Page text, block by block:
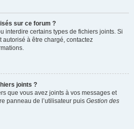
sur ce forum ?
interdire certains types de fichiers joints. Si
autorisé à être chargé, contactez
joints ?
que vous avez joints à vos messages et
panneau de l’utilisateur puis Gestion des